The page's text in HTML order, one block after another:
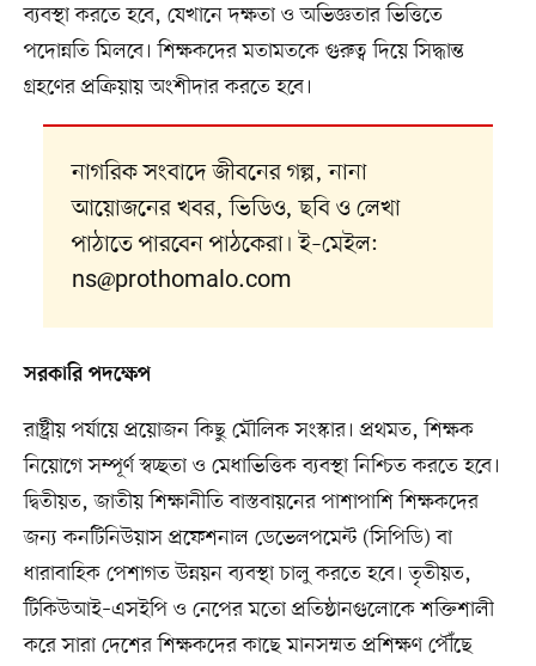
ব্যবস্থা করতে হবে, যেখানে দক্ষতা ও অভিজ্ঞতার ভিত্তিতে
পদোন্নতি মিলবে। শিক্ষকদের মতামতকে গুরুত্ব দিয়ে সিদ্ধান্ত
গ্রহণের প্রক্রিয়ায় অংশীদার করতে হবে।
নাগরিক সংবাদে জীবনের গল্প, নানা
আয়োজনের খবর, ভিডিও, ছবি ও লেখা
পাঠাতে পারবেন পাঠকেরা। ই–মেইল:
ns@prothomalo.com
সরকারি পদক্ষেপ
রাষ্ট্রীয় পর্যায়ে প্রয়োজন কিছু মৌলিক সংস্কার। প্রথমত, শিক্ষক
নিয়োগে সম্পূর্ণ স্বচ্ছতা ও মেধাভিত্তিক ব্যবস্থা নিশ্চিত করতে হবে।
দ্বিতীয়ত, জাতীয় শিক্ষানীতি বাস্তবায়নের পাশাপাশি শিক্ষকদের
জন্য কনটিনিউয়াস প্রফেশনাল ডেভেলপমেন্ট (সিপিডি) বা
ধারাবাহিক পেশাগত উন্নয়ন ব্যবস্থা চালু করতে হবে। তৃতীয়ত,
টিকিউআই–এসইপি ও নেপের মতো প্রতিষ্ঠানগুলোকে শক্তিশালী
করে সারা দেশের শিক্ষকদের কাছে মানসম্মত প্রশিক্ষণ পৌঁছে